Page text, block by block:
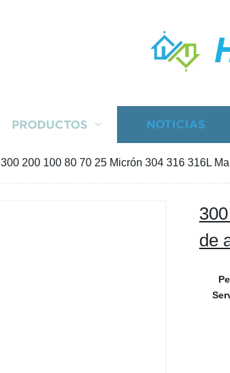
PRODUCTOS NOTICIAS
300 200 100 80 70 25 Micrón 304 316 316L
de